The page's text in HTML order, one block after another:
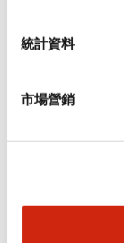
統計資料
市場營銷